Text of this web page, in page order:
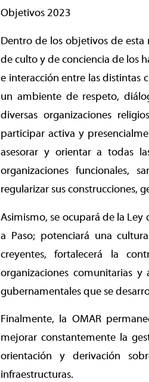
Objetivos 2023
Dentro de los objetivos de
de culto y de conciencia de los
e interacción entre las distintas
un ambiente de respeto,
diversas organizaciones
participar activa y
asesorar y orientar a todas
organizaciones funcionales,
regularizar sus construcciones,
Asimismo, se ocupará de la Ley
a Paso; potenciará una
creyentes, fortalecerá la
organizaciones comunitarias
gubernamentales que se
Finalmente, la OMAR
mejorar constantemente la
orientación y derivación
infraestructuras.